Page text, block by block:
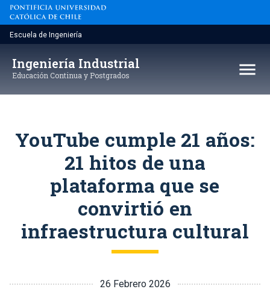
Saltar
contenido
Escuela de Ingeniería
Ingeniería Industrial
Educación Continua y Postgrados menu
YouTube cumple 21 años:
21 hitos de una
plataforma que se
convirtió en
infraestructura cultural
26 Febrero 2026